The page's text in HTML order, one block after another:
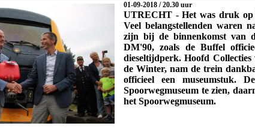
01-09-2018 / 20.30 uur
UTRECHT -Het was druk op
Veel belangstellenden waren
zijn bij de binnenkomst van
DM'90, zoals de Buffel
dieseltijdperk. Hoofd Collecties
de Winter, nam de trein
officieel een
Spoorwegmuseum te zien,
het Spoorwegmuseum.